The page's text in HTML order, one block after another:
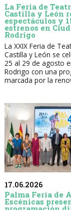
La Feria de
Castilla y León
espectáculos y
estrenos en
Rodrigo
La XXIX Feria de
Castilla y León se
25 al 29 de agosto
Rodrigo con una
marcada por la
17.06.2026
Palma Feria de
Escénicas